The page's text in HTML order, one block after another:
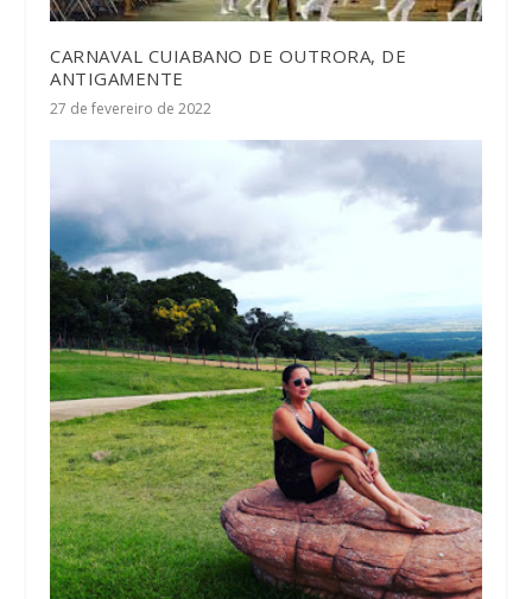
CARNAVAL CUIABANO DE OUTRORA, DE
ANTIGAMENTE
27 de fevereiro de 2022